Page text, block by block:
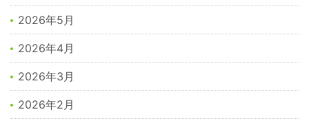
2026年5月
2026年4月
2026年3月
2026年2月